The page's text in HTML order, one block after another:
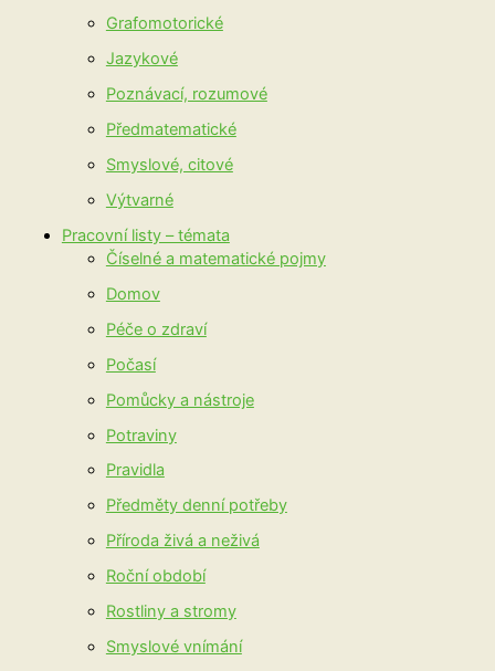
Grafomotorické
Jazykové
Poznávací, rozumové
Předmatematické
Smyslové, citové
Výtvarné
Pracovní listy – témata
Číselné a matematické pojmy
Domov
Péče o zdraví
Počasí
Pomůcky a nástroje
Potraviny
Pravidla
Předměty denní potřeby
Příroda živá a neživá
Roční období
Rostliny a stromy
Smyslové vnímání